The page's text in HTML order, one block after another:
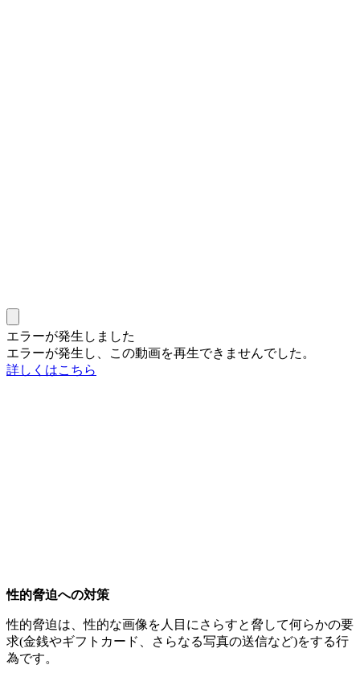
エラーが発生しました
エラーが発生し、この動画を再生できませんでした。
詳しくはこちら
性的脅迫への対策
性的脅迫は、性的な画像を人目にさらすと脅して何らかの要
求(金銭やギフトカード、さらなる写真の送信など)をする行
為です。